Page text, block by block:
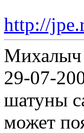
http://
29-07-
шатуны
может